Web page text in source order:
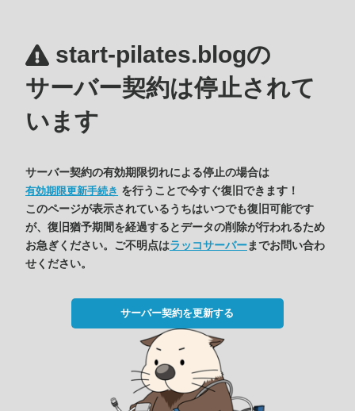
start-pilates.blogの
サーバー契約は停止されて
います
サーバー契約の有効期限切れによる停止の場合は
有効期限更新手続き を行うことで今すぐ復旧できます！
このページが表示されているうちはいつでも復旧可能です
が、復旧猶予期間を経過するとデータの削除が行われるため
お急ぎください。ご不明点はラッコサーバーまでお問い合わ
せください。
サーバー契約を更新する